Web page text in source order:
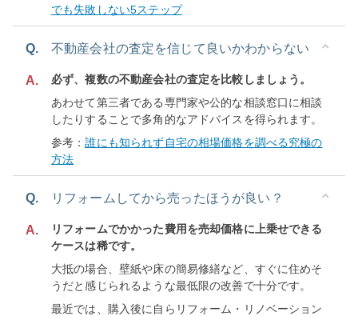
でも失敗しない5ステップ
Q. 不動産会社の査定を信じて良いかわからない
A.
必ず、複数の不動産会社の査定を比較しましょう。
あわせて第三者である専門家や公的な相談窓口に相談
したりすることで多角的なアドバイスを得られます。
参考：誰にも知られず自宅の相場価格を調べる究極の
方法
Q. リフォームしてから売ったほうが良い？
A.
リフォームでかかった費用を売却価格に上乗せできる
ケースは稀です。
大抵の場合、壁紙や床の簡易修繕など、すぐに住めそ
うだと感じられるような最低限の改善で十分です。
最近では、購入後に自らリフォーム・リノベーション